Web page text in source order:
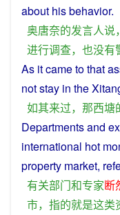
about hisbehavior.
奥唐奈的发言人说，
进行调查， 也没有
As itcametothat
notstay in the
如其来过， 那西塘
Departmentsand
international hot
property market,
有关部门和专家断
市， 指的就是这类